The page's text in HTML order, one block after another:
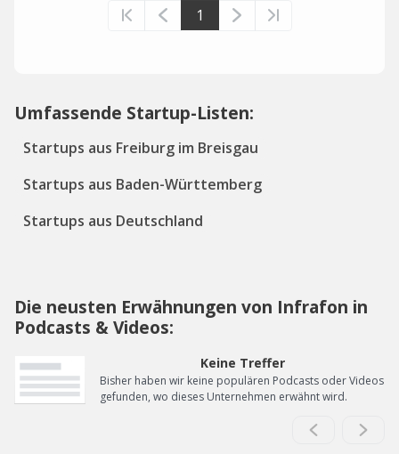
1
Umfassende Startup-Listen:
Startups aus Freiburg im Breisgau
Startups aus Baden-Württemberg
Startups aus Deutschland
Die neusten Erwähnungen von Infrafon in
Podcasts & Videos:
Keine Treffer
Bisher haben wir keine populären Podcasts oder Videos
gefunden, wo dieses Unternehmen erwähnt wird.